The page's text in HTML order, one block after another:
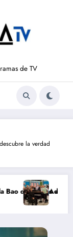
de TV
la verdad
a ‘Mañaneros
Adiós a ‘Cine de